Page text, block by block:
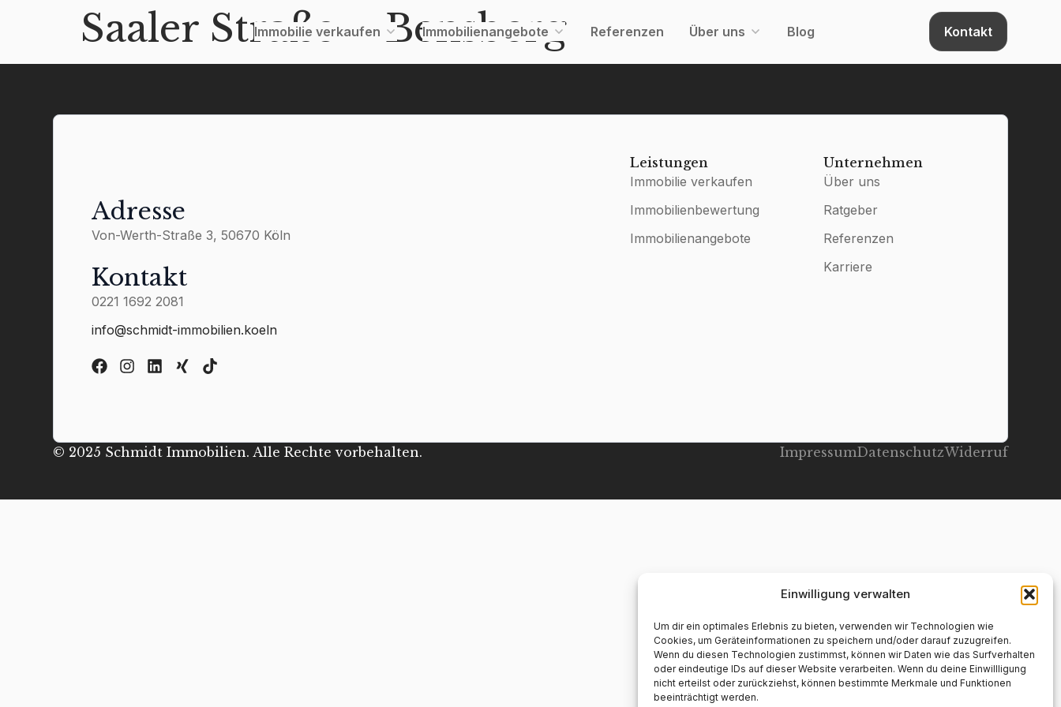
Einwilligung verwalten
Um dir ein optimales Erlebnis zu bieten, verwenden wir Technologien wie
Cookies, um Geräteinformationen zu speichern und/oder darauf zuzugreifen.
Wenn du diesen Technologien zustimmst, können wir Daten wie das Surfverhalten
oder eindeutige IDs auf dieser Website verarbeiten. Wenn du deine Einwillligung
nicht erteilst oder zurückziehst, können bestimmte Merkmale und Funktionen
beeinträchtigt werden.
Immobilie verkaufen Immobilienangebote Referenzen Über uns Blog Kontakt
Saaler Straße – Bensberg
Adresse
Von-Werth-Straße 3, 50670 Köln
Kontakt
0221 1692 2081
info@schmidt-immobilien.koeln
Leistungen
Immobilie verkaufen
Immobilienbewertung
Immobilienangebote
Unternehmen
Über uns
Ratgeber
Referenzen
Karriere
© 2025 Schmidt Immobilien. Alle Rechte vorbehalten. ImpressumDatenschutzWiderruf